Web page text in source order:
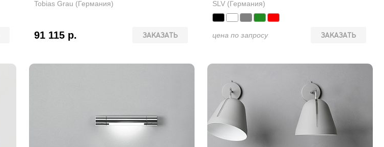
Tobias Grau (Германия)
ЗАКАЗАТЬ
91 115 р.
SLV (Германия)
ЗАКАЗАТЬ
цена по запросу